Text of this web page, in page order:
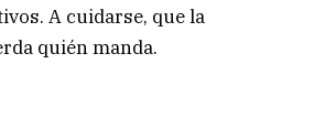
A cuidarse, que la
quién manda.